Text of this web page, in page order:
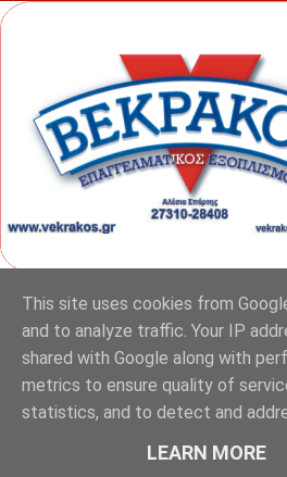
ΦΟΥΝΤΑΣ
This site uses cookies from
and to analyze traffic. Your IP
shared with Google along with
metrics to ensure quality of
statistics, and to detect and
LEARN MORE